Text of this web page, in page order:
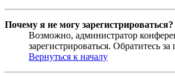
Почему я не могу зарегистрироваться?
Возможно, администратор
зарегистрироваться. Обратитесь
Вернуться к началу